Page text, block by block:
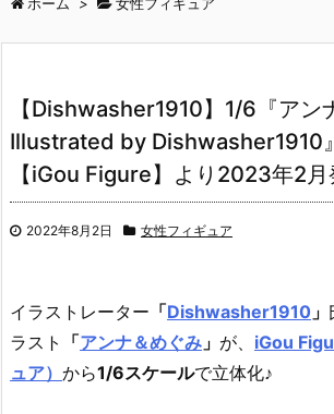
【Dishwasher1910】1/6『アン
Illustrated by Dishwasher1910
【iGou Figure】より2023年2月
2022年8月2日 女性フィギュア
イラストレーター 「Dishwasher1910 」
ラスト
「アンナ＆めぐみ 」 が、 iGou
ュア） から1/6スケールで立体化♪